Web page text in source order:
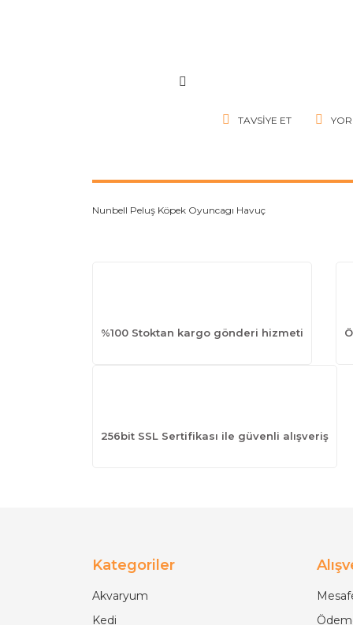
TAVSIYE ET
Nunbell Peluş Köpek Oyuncagı Havuç
%100 Stoktan kargo gönderi hizmeti
256bit SSL Sertifikası ile güvenli alışveriş
Kategoriler
Akvaryum
Kedi